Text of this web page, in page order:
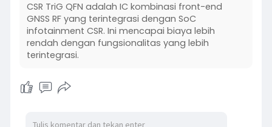
CSR TriG QFN adalah IC kombinasi front-end
GNSS RF yang terintegrasi dengan SoC
infotainment CSR. Ini mencapai biaya lebih
rendah dengan fungsionalitas yang lebih
terintegrasi.